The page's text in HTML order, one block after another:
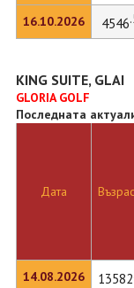
16.10.2026
4546
KING SUITE, GLAI
GLORIA GOLF
Последната
Дата
14.08.2026 13582